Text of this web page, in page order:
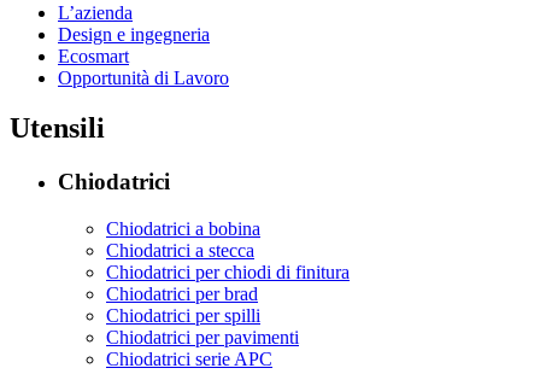
L’azienda
Design e ingegneria
Ecosmart
Opportunità di Lavoro
Utensili
Chiodatrici
Chiodatrici a bobina
Chiodatrici a stecca
Chiodatrici per chiodi di finitura
Chiodatrici per brad
Chiodatrici per spilli
Chiodatrici per pavimenti
Chiodatrici serie APC